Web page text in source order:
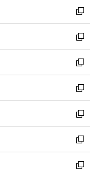
く
ド
ウ
で
開
く
ィ
ン
ド
ウ
で
開
く
い
ウ
ィ
ン
ド
ウ
で
開
く
新
し
い
ウ
ィ
ン
ド
ウ
で
開
く
新
し
い
ウ
ィ
ン
ド
ウ
で
開
く
新
し
い
ウ
ィ
ン
ド
ウ
で
新
し
い
ウ
ィ
ン
ド
新
し
い
ウ
ィ
新
し
い
新